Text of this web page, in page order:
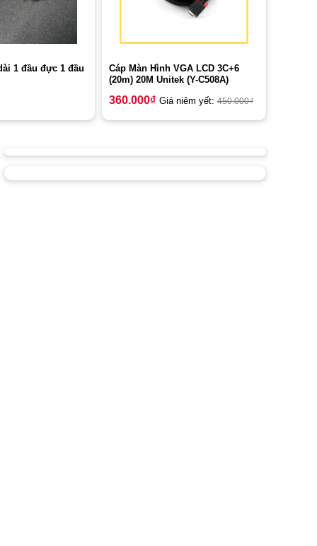
1 đầu đực 1 đầu
Cáp Màn Hình VGA LCD 3C+6
(20m) 20M Unitek (Y-C508A)
360.000₫ Giá niêm yết: 450.000₫